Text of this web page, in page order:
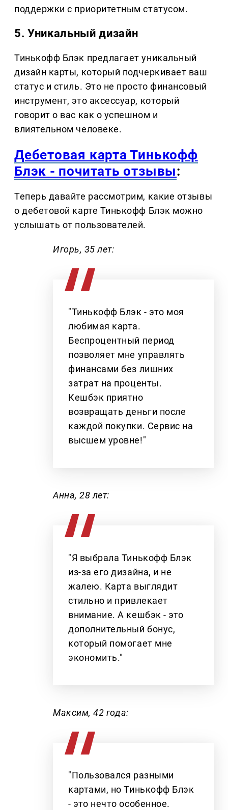
поддержки с приоритетным статусом.
5. Уникальный дизайн
Тинькофф Блэк предлагает уникальный
дизайн карты, который подчеркивает ваш
статус и стиль. Это не просто финансовый
инструмент, это аксессуар, который
говорит о вас как о успешном и
влиятельном человеке.
Дебетовая карта Тинькофф
Блэк - почитать отзывы:
Теперь давайте рассмотрим, какие отзывы
о дебетовой карте Тинькофф Блэк можно
услышать от пользователей.
Игорь, 35 лет:
"Тинькофф Блэк - это моя
любимая карта.
Беспроцентный период
позволяет мне управлять
финансами без лишних
затрат на проценты.
Кешбэк приятно
возвращать деньги после
каждой покупки. Сервис на
высшем уровне!"
Анна, 28 лет:
"Я выбрала Тинькофф Блэк
из-за его дизайна, и не
жалею. Карта выглядит
стильно и привлекает
внимание. А кешбэк - это
дополнительный бонус,
который помогает мне
экономить."
Максим, 42 года:
"Пользовался разными
картами, но Тинькофф Блэк
- это нечто особенное.